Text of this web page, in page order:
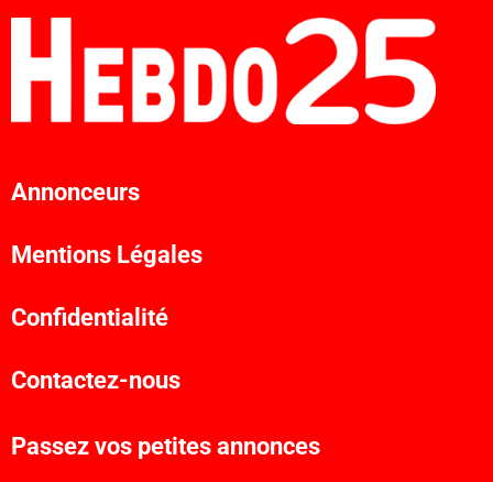
Annonceurs
Mentions Légales
Confidentialité
Contactez-nous
Passez vos petites annonces